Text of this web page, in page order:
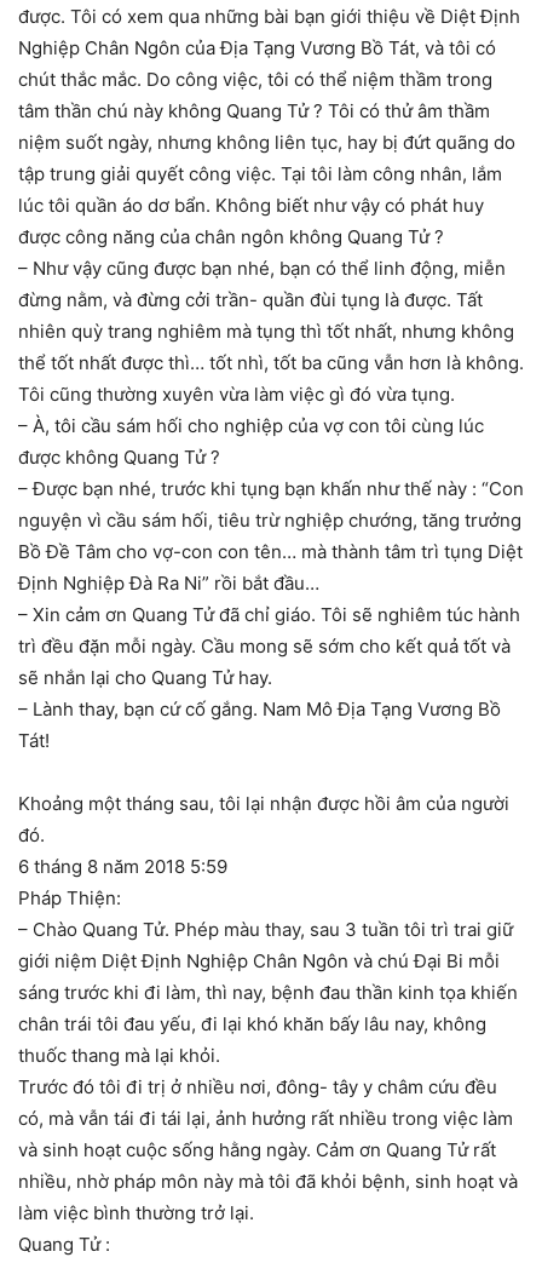
được. Tôi có xem qua những bài bạn giới thiệu về Diệt Định
Nghiệp Chân Ngôn của Địa Tạng Vương Bồ Tát, và tôi có
chút thắc mắc. Do công việc, tôi có thể niệm thầm trong
tâm thần chú này không Quang Tử ? Tôi có thử âm thầm
niệm suốt ngày, nhưng không liên tục, hay bị đứt quãng do
tập trung giải quyết công việc. Tại tôi làm công nhân, lắm
lúc tôi quần áo dơ bẩn. Không biết như vậy có phát huy
được công năng của chân ngôn không Quang Tử ?
– Như vậy cũng được bạn nhé, bạn có thể linh động, miễn
đừng nằm, và đừng cởi trần- quần đùi tụng là được. Tất
nhiên quỳ trang nghiêm mà tụng thì tốt nhất, nhưng không
thể tốt nhất được thì… tốt nhì, tốt ba cũng vẫn hơn là không.
Tôi cũng thường xuyên vừa làm việc gì đó vừa tụng.
– À, tôi cầu sám hối cho nghiệp của vợ con tôi cùng lúc
được không Quang Tử ?
– Được bạn nhé, trước khi tụng bạn khấn như thế này : “Con
nguyện vì cầu sám hối, tiêu trừ nghiệp chướng, tăng trưởng
Bồ Đề Tâm cho vợ-con con tên… mà thành tâm trì tụng Diệt
Định Nghiệp Đà Ra Ni” rồi bắt đầu…
– Xin cảm ơn Quang Tử đã chỉ giáo. Tôi sẽ nghiêm túc hành
trì đều đặn mỗi ngày. Cầu mong sẽ sớm cho kết quả tốt và
sẽ nhắn lại cho Quang Tử hay.
– Lành thay, bạn cứ cố gắng. Nam Mô Địa Tạng Vương Bồ
Tát!
Khoảng một tháng sau, tôi lại nhận được hồi âm của người
đó.
6 tháng 8 năm 2018 5:59
Pháp Thiện:
– Chào Quang Tử. Phép màu thay, sau 3 tuần tôi trì trai giữ
giới niệm Diệt Định Nghiệp Chân Ngôn và chú Đại Bi mỗi
sáng trước khi đi làm, thì nay, bệnh đau thần kinh tọa khiến
chân trái tôi đau yếu, đi lại khó khăn bấy lâu nay, không
thuốc thang mà lại khỏi.
Trước đó tôi đi trị ở nhiều nơi, đông- tây y châm cứu đều
có, mà vẫn tái đi tái lại, ảnh hưởng rất nhiều trong việc làm
và sinh hoạt cuộc sống hằng ngày. Cảm ơn Quang Tử rất
nhiều, nhờ pháp môn này mà tôi đã khỏi bệnh, sinh hoạt và
làm việc bình thường trở lại.
Quang Tử :